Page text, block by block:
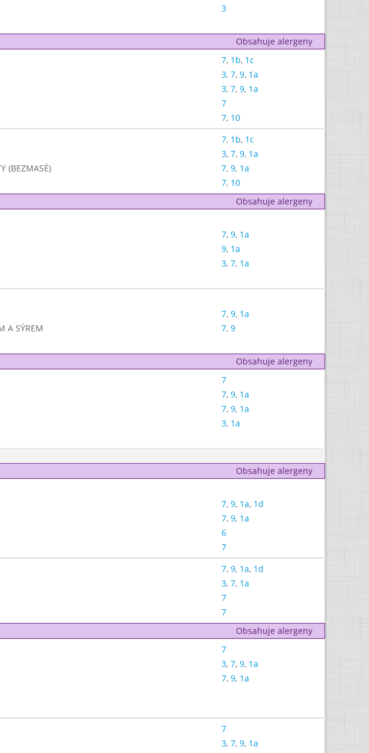
3
Obsahuje alergeny
7, 1b, 1c
3, 7, 9, 1a
3, 7, 9, 1a
7
7, 10
7, 1b, 1c
3, 7, 9, 1a
(BEZMASÉ) 7, 9, 1a
7, 10
Obsahuje alergeny
7, 9, 1a
9, 1a
3, 7, 1a
7, 9, 1a
A SÝREM 7, 9
Obsahuje alergeny
7
7, 9, 1a
7, 9, 1a
3, 1a
Obsahuje alergeny
7, 9, 1a, 1d
7, 9, 1a
6
7
7, 9, 1a, 1d
3, 7, 1a
7
7
Obsahuje alergeny
7
3, 7, 9, 1a
7, 9, 1a
7
3, 7, 9, 1a